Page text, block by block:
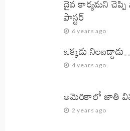
పాస్టర్
6 years ago
ఒక్కడు
4 years ago
అమెరికాలో జాతి
2 years ago